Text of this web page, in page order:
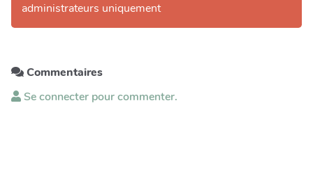
administrateurs uniquement
Commentaires
Se connecter pour commenter.